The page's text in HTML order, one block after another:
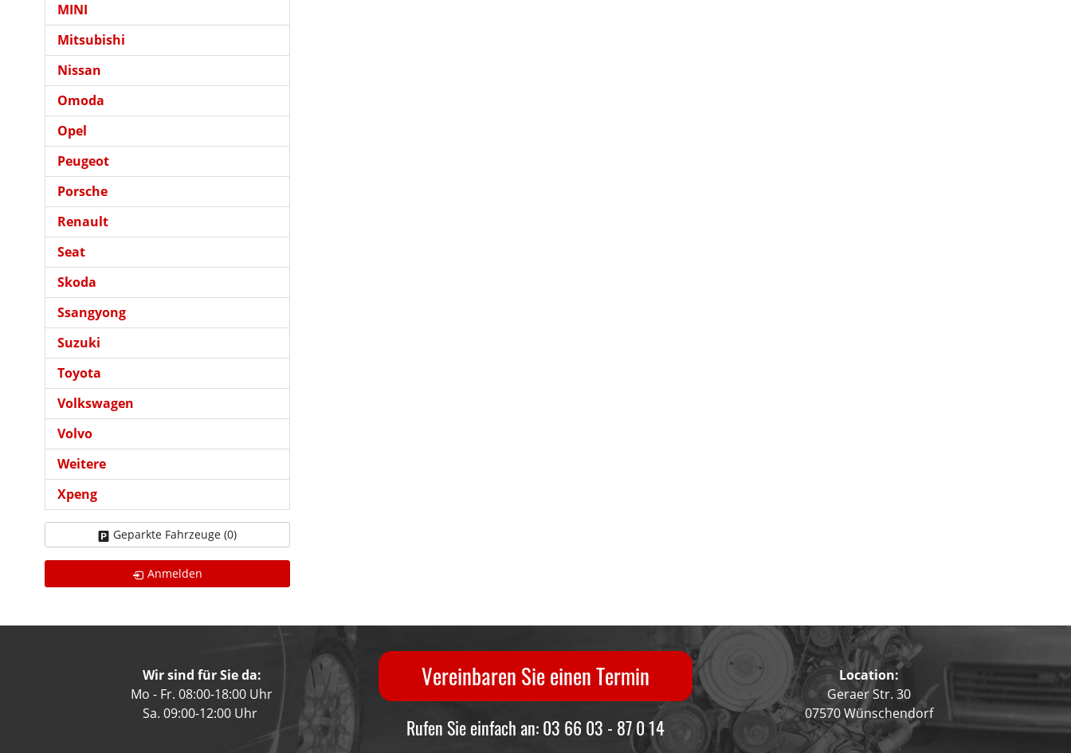
MINI
Mitsubishi
Nissan
Omoda
Opel
Peugeot
Porsche
Renault
Seat
Skoda
Ssangyong
Suzuki
Toyota
Volkswagen
Volvo
Weitere
Xpeng
Geparkte Fahrzeuge (0)
Anmelden
Wir sind für Sie da:
Mo - Fr. 08:00-18:00 Uhr
Sa. 09:00-12:00 Uhr
Vereinbaren Sie einen Termin
Rufen Sie einfach an: 03 66 03 - 87 0 14
Location:
Geraer Str. 30
07570 Wünschendorf